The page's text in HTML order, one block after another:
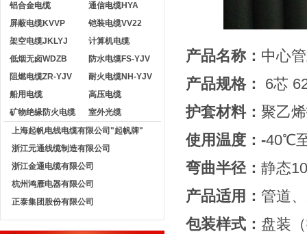
铝合金电缆
通信电缆HYA
屏蔽电缆KVVP
铠装电缆VV22
架空电缆JKLYJ
计算机电缆
低烟无卤WDZB
防水电缆FS-YJV
阻燃电缆ZR-YJV
耐火电缆NH-YJV
船用电缆
高压电缆
矿物绝缘防火电缆
室外光缆
上海起帆电线电缆有限公司"起帆牌"
浙江元通线缆制造有限公司
浙江金通电缆有限公司
杭州鸿雁电器有限公司
正泰集团股份有限公司
产品名称： 中心
产品规格：
6芯
护套材料： 聚乙
使用温度：-40℃
弯曲半径： 静态
产品适用： 管道
包装样式： 盘装